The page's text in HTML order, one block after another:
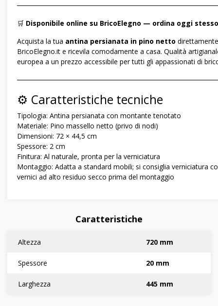
🛒 Disponibile online su BricoElegno — ordina oggi stesso
Acquista la tua antina persianata in pino netto
BricoElegno.it e ricevila comodamente a casa. Qualità
europea a un prezzo accessibile per tutti gli appassionati di
⚙️ Caratteristiche tecniche
Tipologia: Antina persianata con montante tenotato
Materiale: Pino massello netto (privo di nodi)
Dimensioni: 72 × 44,5 cm
Spessore: 2 cm
Finitura: Al naturale, pronta per la verniciatura
Montaggio: Adatta a standard mobili; si consiglia verniciatura
vernici ad alto residuo secco prima del montaggio
Caratteristiche
Altezza 720 mm
Spessore 20 mm
Larghezza 445 mm